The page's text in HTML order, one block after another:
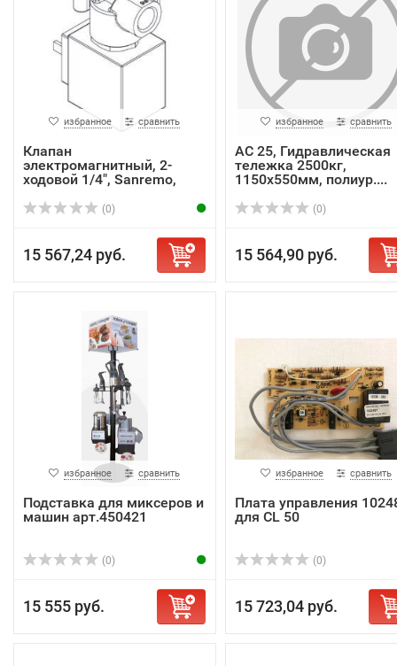
избранное сравнить
Клапан
электромагнитный, 2-
ходовой 1/4", Sanremo,
(0)
15 567,24 руб.
избранное сравнить
AC 25, Гидравлическая
тележка 2500кг,
1150х550мм, полиур....
(0)
15 564,90 руб.
избранное сравнить
Подставка для миксеров и
машин арт.450421
(0)
15 555 руб.
избранное сравнить
Плата управления
для CL 50
(0)
15 723,04 руб.